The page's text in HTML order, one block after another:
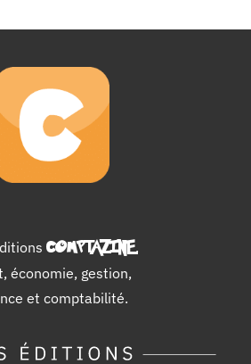
COMPTAZINE.
économie, gestion,
et comptabilité.